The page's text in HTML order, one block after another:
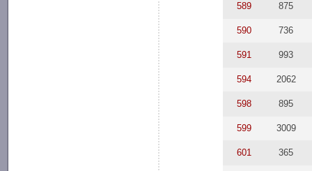
589 875
590 736
591 993
594 2062
598 895
599 3009
601 365